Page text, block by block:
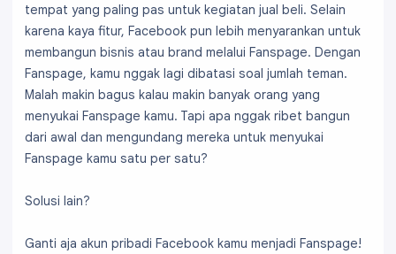
tempat yang paling pas untuk kegiatan jual beli. Selain
karena kaya fitur, Facebook pun lebih menyarankan untuk
membangun bisnis atau brand melalui Fanspage. Dengan
Fanspage, kamu nggak lagi dibatasi soal jumlah teman.
Malah makin bagus kalau makin banyak orang yang
menyukai Fanspage kamu. Tapi apa nggak ribet bangun
dari awal dan mengundang mereka untuk menyukai
Fanspage kamu satu per satu?
Solusi lain?
Ganti aja akun pribadi Facebook kamu menjadi Fanspage!